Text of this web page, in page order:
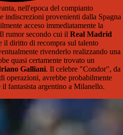
nell'epoca del compianto
indiscrezioni provenienti dalla Spagna
acceso immediatamente la
rumor secondo cui il Real Madrid
il diritto di recompra sul talento
rivenderlo realizzando una
quasi certamente trovato un
Galliani. Il celebre "Condor", da
operazioni, avrebbe probabilmente
fantasista argentino a Milanello.